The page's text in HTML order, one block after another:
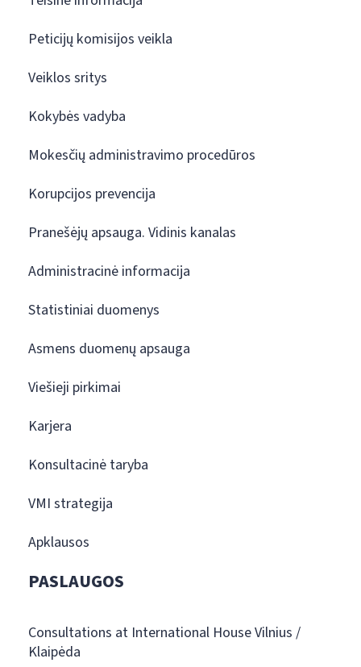
Peticijų komisijos veikla
Veiklos sritys
Kokybės vadyba
Mokesčių administravimo procedūros
Korupcijos prevencija
Pranešėjų apsauga. Vidinis kanalas
Administracinė informacija
Statistiniai duomenys
Asmens duomenų apsauga
Viešieji pirkimai
Karjera
Konsultacinė taryba
VMI strategija
Apklausos
PASLAUGOS
Consultations at International House Vilnius /
Klaipėda